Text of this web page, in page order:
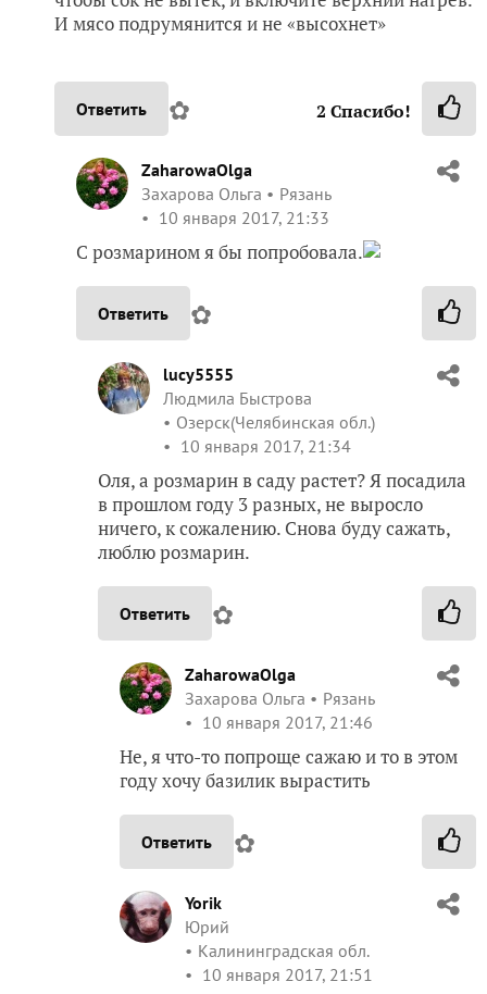
И мясо подрумянится и не «высохнет»
Ответить ✿ 2 Спасибо!
ZaharowaOlga
Захарова Ольга
Рязань
10 января 2017, 21:33
С розмарином я бы попробовала.
Ответить ✿
lucy5555
Людмила Быстрова
Озерск(Челябинская обл.)
10 января 2017, 21:34
Оля, а розмарин в саду растет? Я посадила
в прошлом году 3 разных, не выросло
ничего, к сожалению. Снова буду сажать,
люблю розмарин.
Ответить ✿
ZaharowaOlga
Захарова Ольга
Рязань
10 января 2017, 21:46
Не, я что-то попроще сажаю и то в этом
году хочу базилик вырастить
Ответить ✿
Yorik
Юрий
Калининградская обл.
10 января 2017, 21:51